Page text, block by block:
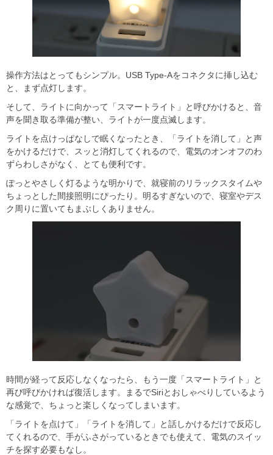
操作方法はとってもシンプル。USB Type-Aをコネクタに挿し込む
と、まず点灯します。
そして、ライトに向かって「スマートライト」と呼びかけると、音
声を聞き取る準備が整い、ライトが一度点滅します。
ライトを点けっぱなしで眠くなったとき、「ライトを消して」と声
をかけるだけで、スッと消灯してくれるので、電気のオンオフのわ
ずらわしさがなく、とても便利です。
ぽっとやさしく灯るような明かりで、就寝前のリラックスタイムや
ちょっとした間接照明にぴったり。明るすぎないので、寝室やデス
ク周りに置いてもまぶしくありません。
時間が経って反応しなくなったら、もう一度「スマートライト」と
再び呼びかければ復活します。まるでSiriとおしゃべりしているよう
な感覚で、ちょっと楽しくなってしまいます。
「ライトを点けて」「ライトを消して」と話しかけるだけで反応し
てくれるので、手がふさがっているときでも使えて、電気のスイッ
チを探す必要もなし。